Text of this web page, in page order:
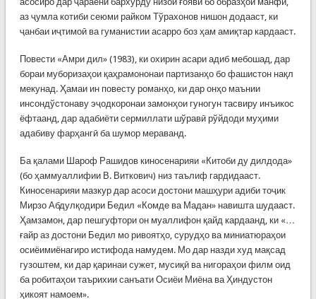
аз ҷумла котиби сеюми райком Тўрахонов нишон додааст, ки
ҷанбаи иҷтимоӣ ва гуманистии асарро боз ҳам амиқтар кардааст.
Повести «Амри дил» (1983), ки охирин асари адиб мебошад, дар
бораи муборизаҳои қаҳрамононаи партизанҳо бо фашистон нақл
мекунад. Ҳамаи ин повесту романҳо, ки дар онҳо маънии
инсондўстонаву эҷодкоронаи замонҳои гуногун тасвиру инъикос
ёфтаанд, дар адабиёти сермиллати шўравӣ рўйдоди муҳими
адабиву фарҳангӣ ба шумор мераванд.
Ба қалами Шароф Рашидов киносенарияи «Китоби ду дилдода»
(бо ҳаммуаллифии В. Виткович) низ таълиф гардидааст.
Киносенарияи мазкур дар асоси достони машҳури адиби тоҷик
Мирзо Абдулқодири Бедил «Комде ва Мадан» навишта шудааст.
Ҳамзамон, дар пешгуфтори он муаллифон қайд кардаанд, ки «…
ғайр аз достони Бедил мо ривоятҳо, сурудҳо ва миниатюраҳои
осиёимиёнагиро истифода намудем. Мо дар назди худ мақсад
гузоштем, ки дар қаринаи сужет, мусиқӣ ва нигораҳои филм оид
ба робитаҳои таърихии санъати Осиёи Миёна ва Ҳиндустон
ҳикоят намоем».